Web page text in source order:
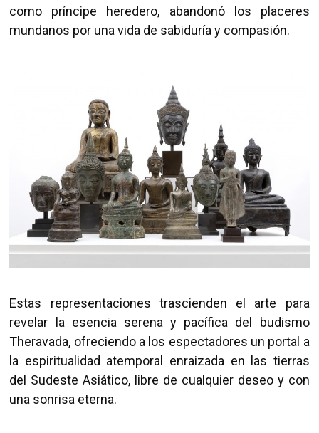
como príncipe heredero, abandonó los placeres
mundanos por una vida de sabiduría y compasión.
Estas representaciones trascienden el arte para
revelar la esencia serena y pacífica del budismo
Theravada, ofreciendo a los espectadores un portal a
la espiritualidad atemporal enraizada en las tierras
del Sudeste Asiático, libre de cualquier deseo y con
una sonrisa eterna.